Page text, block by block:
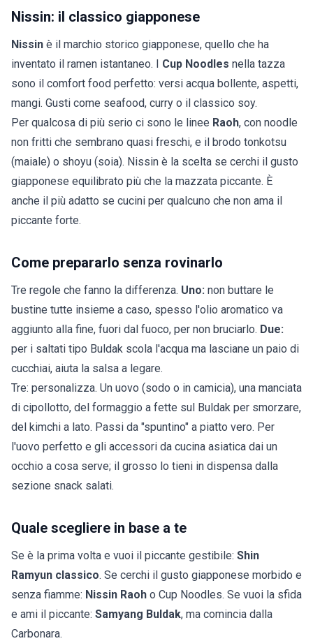
Nissin: il classico giapponese
Nissin è il marchio storico giapponese, quello che ha
inventato il ramen istantaneo. I Cup Noodles nella tazza
sono il comfort food perfetto: versi acqua bollente, aspetti,
mangi. Gusti come seafood, curry o il classico soy.
Per qualcosa di più serio ci sono le linee Raoh, con noodle
non fritti che sembrano quasi freschi, e il brodo tonkotsu
(maiale) o shoyu (soia). Nissin è la scelta se cerchi il gusto
giapponese equilibrato più che la mazzata piccante. È
anche il più adatto se cucini per qualcuno che non ama il
piccante forte.
Come prepararlo senza rovinarlo
Tre regole che fanno la differenza. Uno: non buttare le
bustine tutte insieme a caso, spesso l'olio aromatico va
aggiunto alla fine, fuori dal fuoco, per non bruciarlo. Due:
per i saltati tipo Buldak scola l'acqua ma lasciane un paio di
cucchiai, aiuta la salsa a legare.
Tre: personalizza. Un uovo (sodo o in camicia), una manciata
di cipollotto, del formaggio a fette sul Buldak per smorzare,
del kimchi a lato. Passi da "spuntino" a piatto vero. Per
l'uovo perfetto e gli accessori da cucina asiatica dai un
occhio a cosa serve; il grosso lo tieni in dispensa dalla
sezione snack salati.
Quale scegliere in base a te
Se è la prima volta e vuoi il piccante gestibile: Shin
Ramyun classico. Se cerchi il gusto giapponese morbido e
senza fiamme: Nissin Raoh o Cup Noodles. Se vuoi la sfida
e ami il piccante: Samyang Buldak, ma comincia dalla
Carbonara.